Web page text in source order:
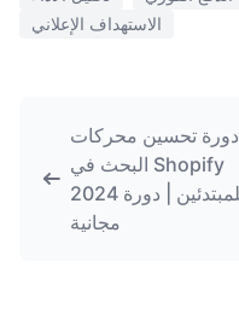
الاستهداف الإعلاني
دورة تحسين محركات
البحث في Shopify
2024 للمبتدئين | دورة
مجانية